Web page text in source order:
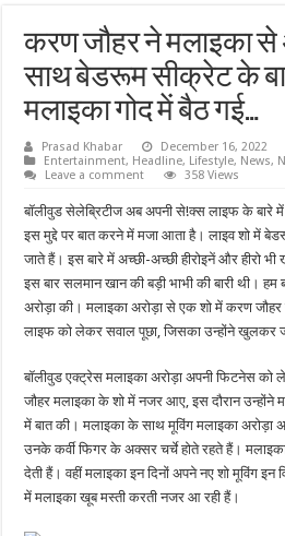
करण जौहर ने मलाइका
साथ बेडरूम सीक्रेट के
मलाइका गोद में बैठ गई…
Prasad Khabar
December 16, 2022
Entertainment, Headline, Lifestyle, News,
Leave a comment
358 Views
बॉलीवुड सेलेब्रिटीज अब अपनी से!क्स लाइफ के बारे
इस मुद्दे पर बात करने में मजा आता है। लाइव शो में
जाते हैं। इस बारे में अच्छी-अच्छी हीरोइनें और हीरो
इस बार सलमान खान की बड़ी भाभी की बारी थी। हम
अरोड़ा की। मलाइका अरोड़ा से एक शो में करण
लाइफ को लेकर सवाल पूछा, जिसका उन्होंने खुलकर
बॉलीवुड एक्ट्रेस मलाइका अरोड़ा अपनी फिटनेस को
जौहर मलाइका के शो में नजर आए, इस दौरान
में बात की। मलाइका के साथ मूविंग मलाइका अरोड़ा
उनके कर्वी फिगर के अक्सर चर्चे होते रहते हैं।
देती हैं। वहीं मलाइका इन दिनों अपने नए शो मूविंग इन
में मलाइका खूब मस्ती करती नजर आ रही हैं।